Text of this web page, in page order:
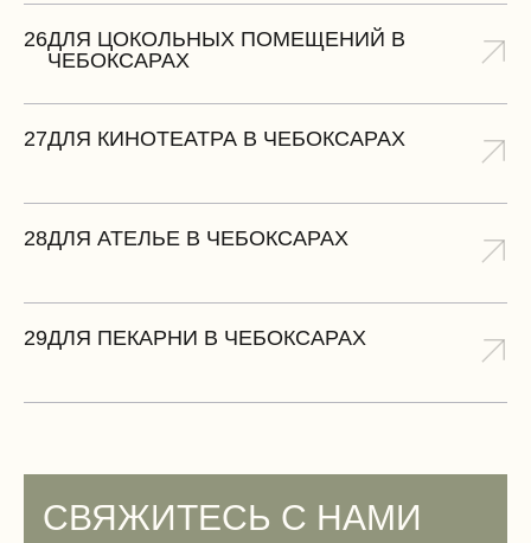
26ДЛЯ ЦОКОЛЬНЫХ ПОМЕЩЕНИЙ В
ЧЕБОКСАРАХ
27ДЛЯ КИНОТЕАТРА В ЧЕБОКСАРАХ
28ДЛЯ АТЕЛЬЕ В ЧЕБОКСАРАХ
29ДЛЯ ПЕКАРНИ В ЧЕБОКСАРАХ
СВЯЖИТЕСЬ С НАМИ